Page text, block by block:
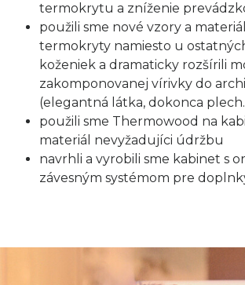
termokrytu a zníženie
použili sme nové vzory a
termokryty namiesto u
koženiek a dramaticky rozšírili
zakomponovanej vírivky do
(elegantná látka, dokonca
použili sme Thermowood na
materiál nevyžadujíci údržbu
navrhli a vyrobili sme kabinet s
závesným systémom pre